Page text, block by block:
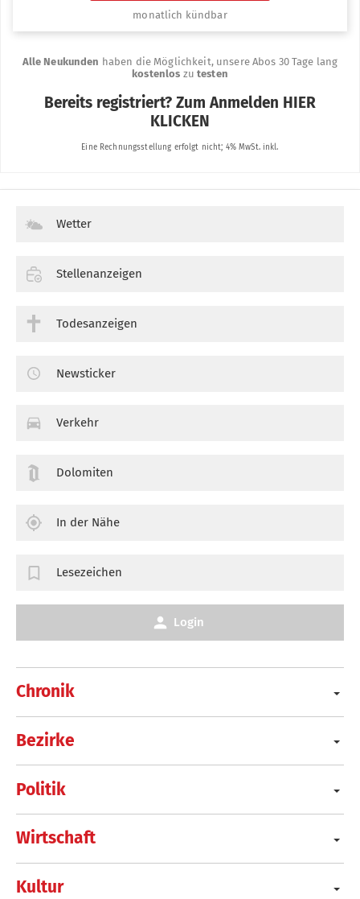
Chronik
Bezirke
Politik
Wirtschaft
Kultur
Wetter
Stellenanzeigen
Todesanzeigen
Newsticker
Verkehr
Dolomiten
In der Nähe
Lesezeichen
Login